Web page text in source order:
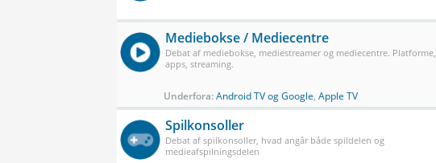
Mediebokse / Mediecentre
Debat af mediebokse, mediestreamer og mediecentre. Platforme,
apps, streaming.
Underfora:Android TV og Google, Apple TV
Spilkonsoller
Debat af spilkonsoller, hvad angår både spildelen og
medieafspilningsdelen